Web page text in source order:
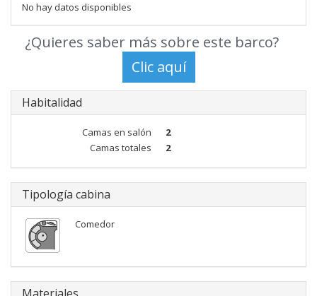
No hay datos disponibles
¿Quieres saber más sobre este barco?
Habitalidad
Camas en salón
2
Camas totales
2
Tipología cabina
Comedor